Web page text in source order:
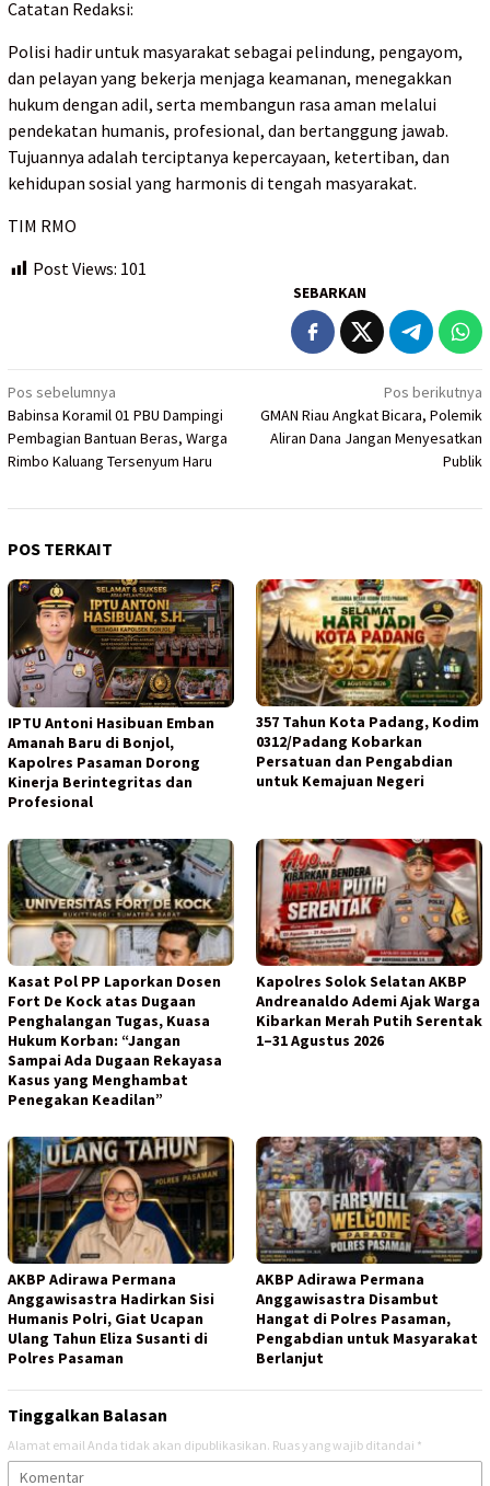
Catatan Redaksi:
Polisi hadir untuk masyarakat sebagai pelindung, pengayom,
dan pelayan yang bekerja menjaga keamanan, menegakkan
hukum dengan adil, serta membangun rasa aman melalui
pendekatan humanis, profesional, dan bertanggung jawab.
Tujuannya adalah terciptanya kepercayaan, ketertiban, dan
kehidupan sosial yang harmonis di tengah masyarakat.
TIM RMO
Post Views: 101
SEBARKAN
Navigasi
pos
Pos sebelumnya
Babinsa Koramil 01 PBU Dampingi
Pembagian Bantuan Beras, Warga
Rimbo Kaluang Tersenyum Haru
Pos berikutnya
GMAN Riau Angkat Bicara, Polemik
Aliran Dana Jangan Menyesatkan
Publik
POS TERKAIT
IPTU Antoni Hasibuan Emban
Amanah Baru di Bonjol,
Kapolres Pasaman Dorong
Kinerja Berintegritas dan
Profesional
357 Tahun Kota Padang, Kodim
0312/Padang Kobarkan
Persatuan dan Pengabdian
untuk Kemajuan Negeri
Kasat Pol PP Laporkan Dosen
Fort De Kock atas Dugaan
Penghalangan Tugas, Kuasa
Hukum Korban: “Jangan
Sampai Ada Dugaan Rekayasa
Kasus yang Menghambat
Penegakan Keadilan”
Kapolres Solok Selatan AKBP
Andreanaldo Ademi Ajak Warga
Kibarkan Merah Putih Serentak
1–31 Agustus 2026
AKBP Adirawa Permana
Anggawisastra Hadirkan Sisi
Humanis Polri, Giat Ucapan
Ulang Tahun Eliza Susanti di
Polres Pasaman
AKBP Adirawa Permana
Anggawisastra Disambut
Hangat di Polres Pasaman,
Pengabdian untuk Masyarakat
Berlanjut
Tinggalkan Balasan
Alamat email Anda tidak akan dipublikasikan. Ruas yang wajib ditandai *